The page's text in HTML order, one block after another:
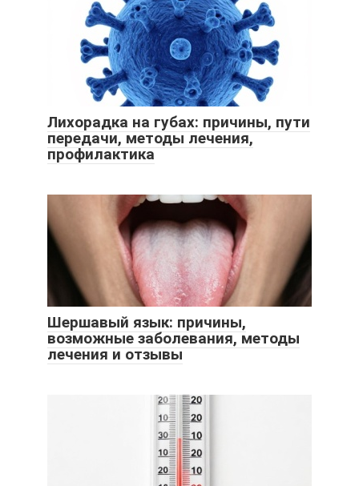
Лихорадка на губах: причины, пути
передачи, методы лечения,
профилактика
Шершавый язык: причины,
возможные заболевания, методы
лечения и отзывы